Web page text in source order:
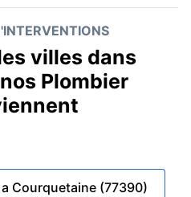
villes dans
Plombier
Courquetaine (77390)